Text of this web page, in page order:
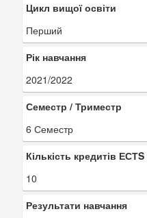
Цикл вищої освіти
Перший
Рік навчання
2021/2022
Семестр / Триместр
6 Семестр
Кількість кредитів ЕСТS
10
Результати навчання